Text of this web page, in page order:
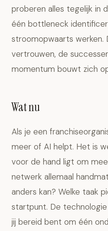
proberen alles tegelijk in
één bottleneck
stroomopwaarts werken.
vertrouwen, de
momentum bouwt zich
Wat nu
Als je een
meer of AI helpt. Het is
voor de hand ligt om
netwerk allemaal
anders kan? Welke taak
startpunt. De
jij bereid bent om één